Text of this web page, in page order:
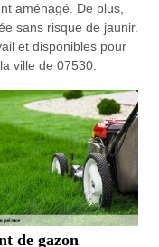
aménagé. De plus,
sans risque de jaunir.
et disponibles pour
ville de 07530.
de gazon